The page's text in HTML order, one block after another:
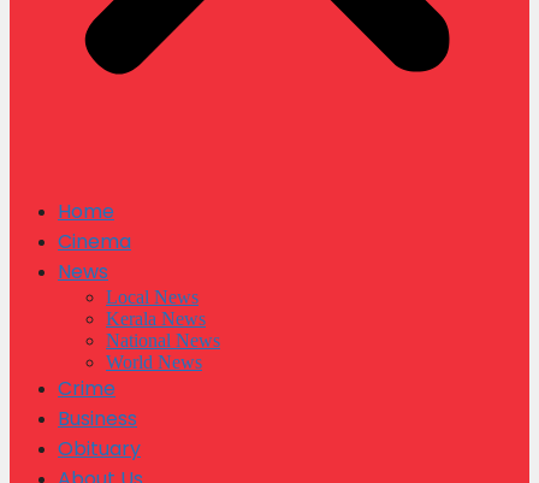
Home
Cinema
News
Local News
Kerala News
National News
World News
Crime
Business
Obituary